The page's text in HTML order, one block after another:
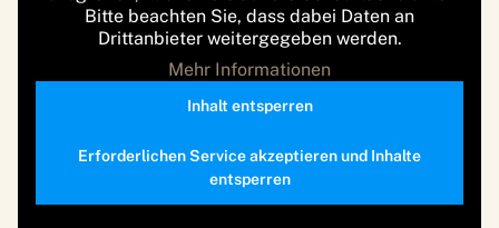
Bitte beachten Sie, dass dabei Daten an
Drittanbieter weitergegeben werden.
Mehr Informationen
Inhalt entsperren
Erforderlichen Service akzeptieren und Inhalte
entsperren